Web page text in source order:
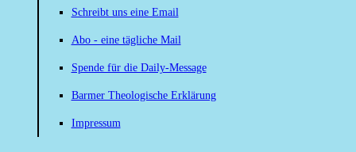
Schreibt uns eine Email
Abo - eine tägliche Mail
Spende für die Daily-Message
Barmer Theologische Erklärung
Impressum